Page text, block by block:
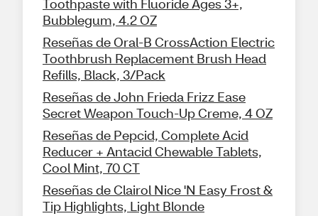
Toothpaste with Fluoride Ages 3+,
Bubblegum, 4.2 OZ
Reseñas de Oral-B CrossAction Electric
Toothbrush Replacement Brush Head
Refills, Black, 3/Pack
Reseñas de John Frieda Frizz Ease
Secret Weapon Touch-Up Creme, 4 OZ
Reseñas de Pepcid, Complete Acid
Reducer + Antacid Chewable Tablets,
Cool Mint, 70 CT
Reseñas de Clairol Nice 'N Easy Frost &
Tip Highlights, Light Blonde